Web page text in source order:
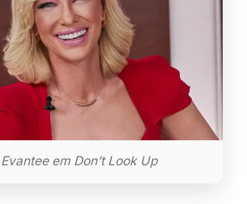
em Don’t Look Up